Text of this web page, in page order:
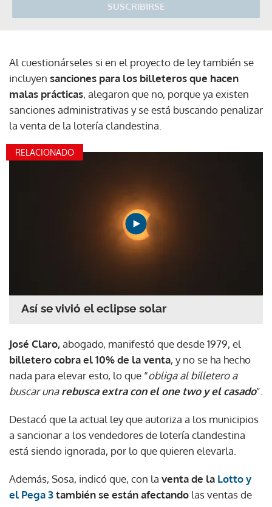
SUSCRIBIRSE
Al cuestionárseles si en el proyecto de ley también se
incluyen sanciones para los billeteros que hacen
malas prácticas, alegaron que no, porque ya existen
sanciones administrativas y se está buscando penalizar
la venta de la lotería clandestina.
RELACIONADO
Así se vivió el eclipse solar
José Claro,abogado, manifestó que desde 1979, el
billetero cobra el 10% de la venta, y no se ha hecho
nada para elevar esto, lo que “obliga al billetero a
buscar unarebusca extra con el one two y el casado”.
Destacó que la actual ley que autoriza a los municipios
a sancionar a los vendedores de lotería clandestina
está siendo ignorada, por lo que quieren elevarla.
Además, Sosa, indicó que, con la venta de la Lotto y
el Pega 3también se están afectando las ventas de